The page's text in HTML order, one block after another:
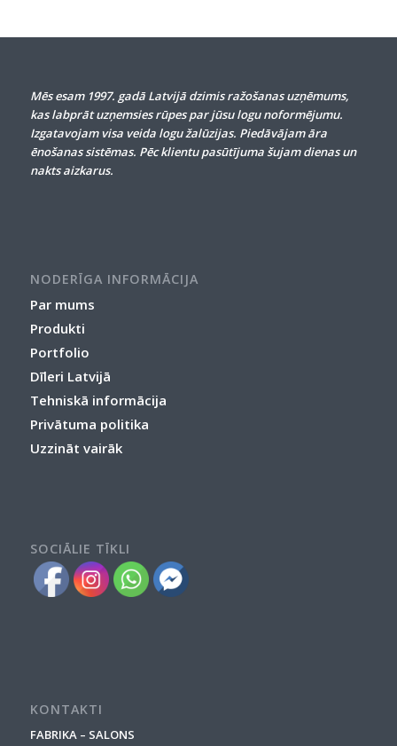
Mēs esam 1997. gadā Latvijā dzimis ražošanas uzņēmums,
kas labprāt uzņemsies rūpes par jūsu logu noformējumu.
Izgatavojam visa veida logu žalūzijas. Piedāvājam āra
ēnošanas sistēmas. Pēc klientu pasūtījuma šujam dienas un
nakts aizkarus.
NODERĪGA INFORMĀCIJA
Par mums
Produkti
Portfolio
Dīleri Latvijā
Tehniskā informācija
Privātuma politika
Uzzināt vairāk
SOCIĀLIE TĪKLI
KONTAKTI
FABRIKA – SALONS